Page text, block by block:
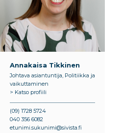
Annakaisa Tikkinen
Johtava asiantuntija, Politiikka ja
vaikuttaminen
> Katso profiili
(09) 1728 5724
040 356 6082
etunimi.sukunimi@sivista.fi